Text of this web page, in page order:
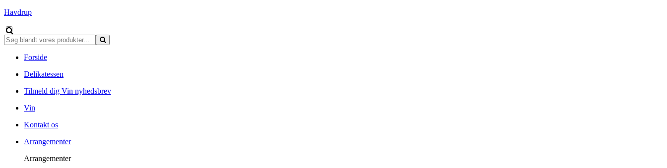
Havdrup
Forside
Delikatessen
Tilmeld dig Vin nyhedsbrev
Vin
Kontakt os
Arrangementer
Arrangementer